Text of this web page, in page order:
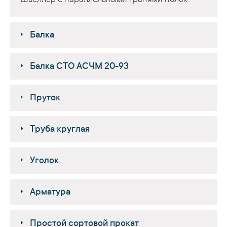
Балка
Балка СТО АСЧМ 20-93
Пруток
Труба круглая
Уголок
Арматура
Простой сортовой прокат